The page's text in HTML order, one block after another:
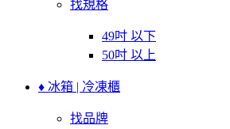
找規格
49吋 以下
50吋 以上
♦ 冰箱 | 冷凍櫃
找品牌